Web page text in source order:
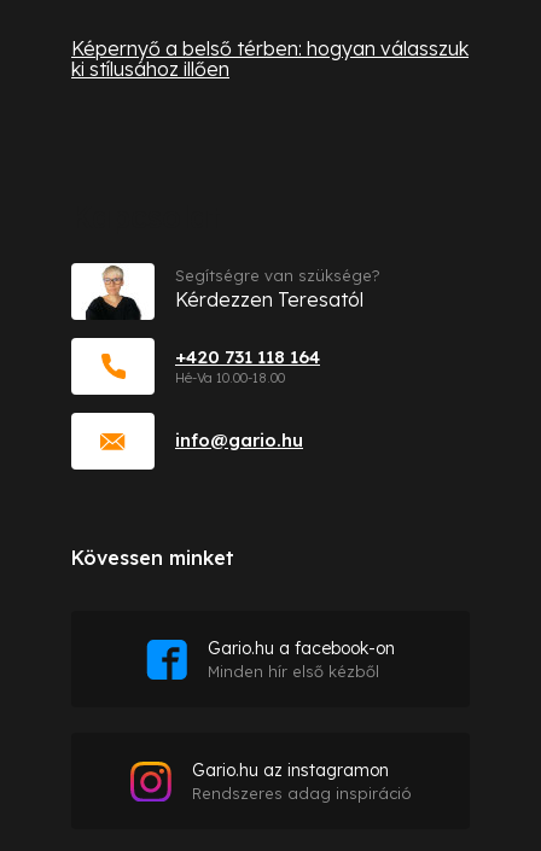
Képernyő a belső térben: hogyan válasszuk
ki stílusához illően
info@gario.hu
+420 731 118 164
Segítségre van szüksége?
Kérdezzen Teresatól
Kövessen minket
Gario.hu a facebook-on
Minden hír első kézből
Gario.hu az instagramon
Rendszeres adag inspiráció